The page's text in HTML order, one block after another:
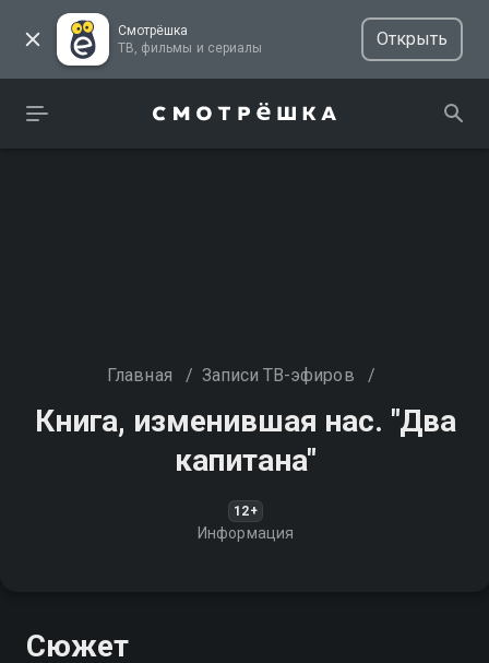
Смотрёшка
ТВ, фильмы и сериалы
Открыть
Главная / Записи ТВ-эфиров /
Книга, изменившая нас. "Два
капитана"
12+
Информация
Сюжет